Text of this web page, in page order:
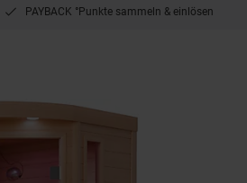
PAYBACK °Punkte sammeln & einlösen